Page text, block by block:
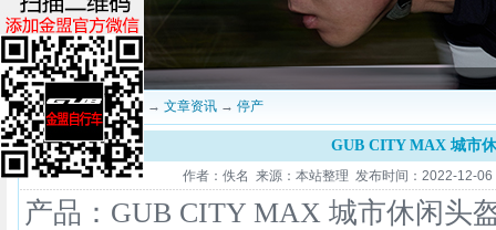
当前位置：深圳金盟 → 文章资讯 → 停产
GUB CITY MAX 城市
作者：佚名 来源：本站整理 发布时间：2022-12-06
产品：GUB CITY MAX 城市休闲头